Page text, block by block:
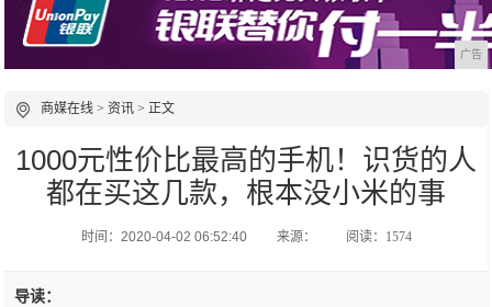
广告
商媒在线 >资讯 > 正文
1000元性价比最高的手机！识货的人
都在买这几款，根本没小米的事
时间：2020-04-02 06:52:40 来源： 阅读：1574
导读：